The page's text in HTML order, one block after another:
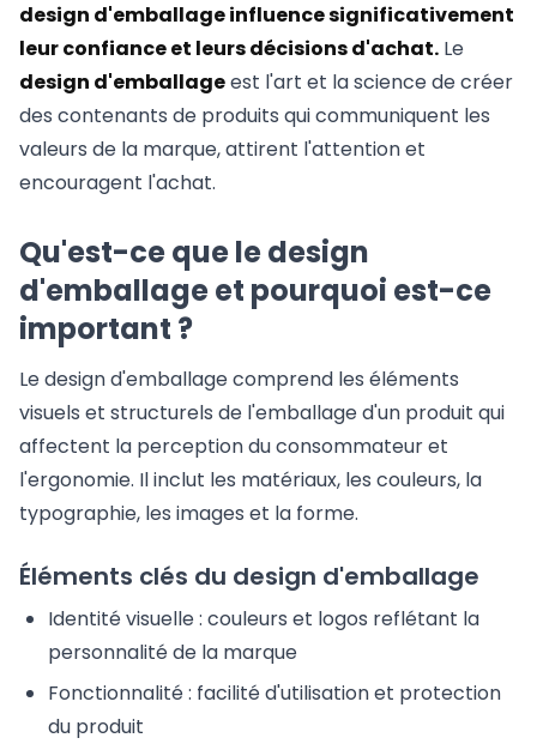
design d'emballage influence significativement
leur confiance et leurs décisions d'achat. Le
design d'emballageest l'art et la science de créer
des contenants de produits qui communiquent les
valeurs de la marque, attirent l'attention et
encouragent l'achat.
Qu'est-ce que le design
d'emballage et pourquoi est-ce
important ?
Le design d'emballage comprend les éléments
visuels et structurels de l'emballage d'un produit qui
affectent la perception du consommateur et
l'ergonomie. Il inclut les matériaux, les couleurs, la
typographie, les images et la forme.
Éléments clés du design d'emballage
Identité visuelle : couleurs et logos reflétant la
personnalité de la marque
Fonctionnalité : facilité d'utilisation et protection
du produit